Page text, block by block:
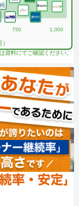
750 1,000
資料にてご確認ください。